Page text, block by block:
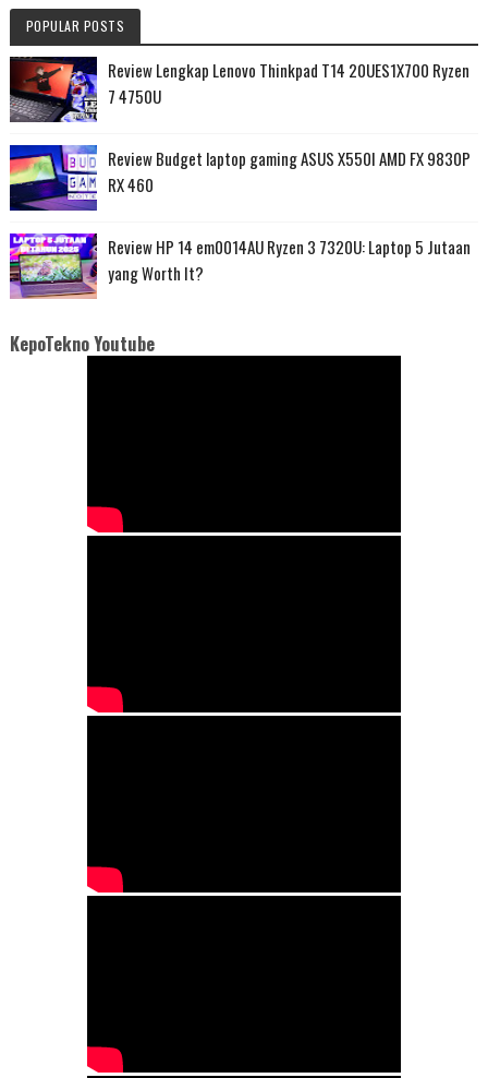
POPULAR POSTS
Review Lengkap Lenovo Thinkpad T14 20UES1X700 Ryzen
7 4750U
Review Budget laptop gaming ASUS X550I AMD FX 9830P
RX 460
Review HP 14 em0014AU Ryzen 3 7320U: Laptop 5 Jutaan
yang Worth It?
KepoTekno Youtube